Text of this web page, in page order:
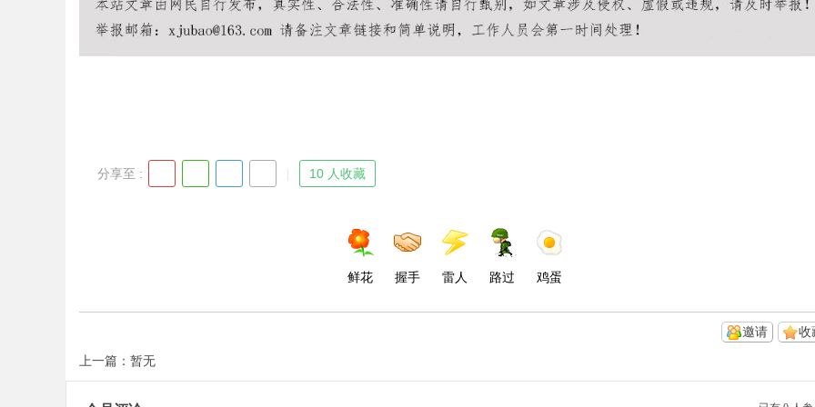
d
分享至 : 10 人收藏
鲜花 握手 雷人 路过 鸡蛋
收
邀请
上一篇：暂无